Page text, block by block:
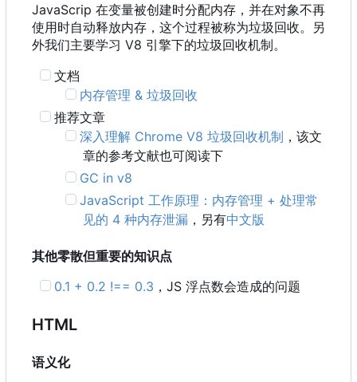
JavaScrip 在变量被创建时分配内存，并在对象不再
使用时自动释放内存，这个过程被称为垃圾回收。另
外我们主要学习 V8 引擎下的垃圾回收机制。
文档
内存管理 & 垃圾回收
推荐文章
深入理解 Chrome V8 垃圾回收机制 ，该文
章的参考文献也可阅读下
GC in v8
JavaScript 工作原理：内存管理 + 处理常
见的 4 种内存泄漏 ，另有中文版
其他零散但重要的知识点
0.1 + 0.2 !== 0.3 ，JS 浮点数会造成的问题
HTML
语义化